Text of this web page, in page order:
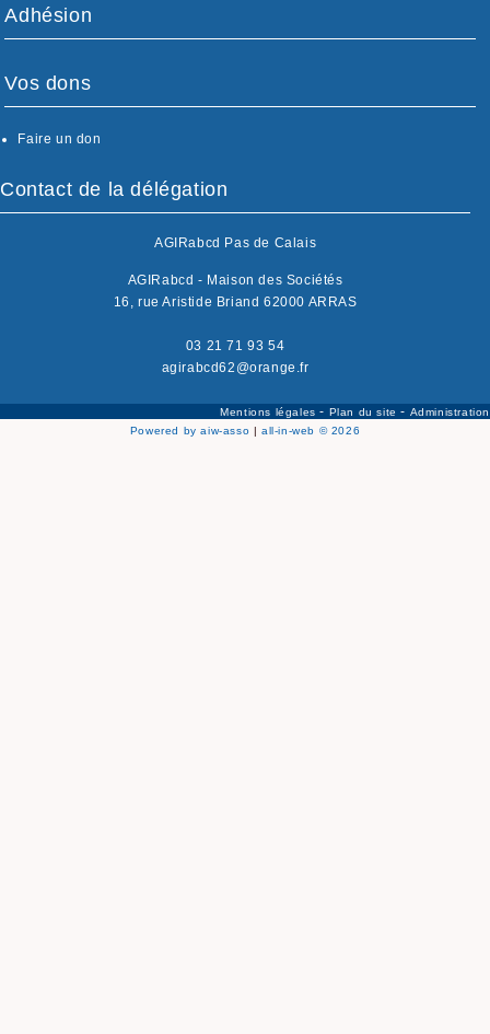
Adhésion
Vos dons
Faire un don
Contact de la délégation
AGIRabcd Pas de Calais
AGIRabcd - Maison des Sociétés
16, rue Aristide Briand 62000 ARRAS
03 21 71 93 54
agirabcd62@orange.fr
Mentions légales- Plan du site- Administration
Powered by aiw-asso | all-in-web © 2026